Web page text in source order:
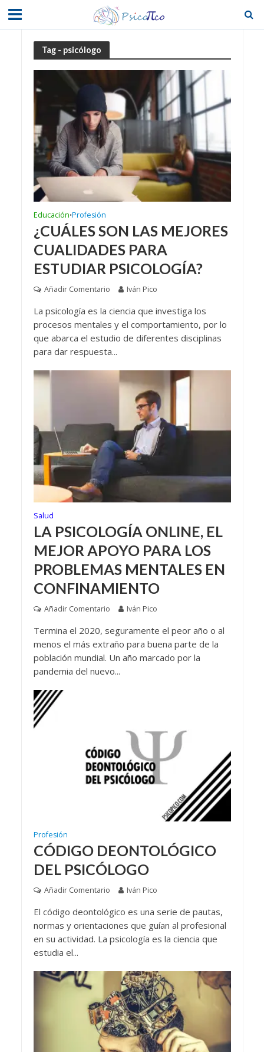
Tag - psicólogo
Educación•Profesión
¿CUÁLES SON LAS MEJORES
CUALIDADES PARA
ESTUDIAR PSICOLOGÍA?
Añadir Comentario Iván Pico
La psicología es la ciencia que investiga los
procesos mentales y el comportamiento, por lo
que abarca el estudio de diferentes disciplinas
para dar respuesta...
Salud
LA PSICOLOGÍA ONLINE, EL
MEJOR APOYO PARA LOS
PROBLEMAS MENTALES EN
CONFINAMIENTO
Añadir Comentario Iván Pico
Termina el 2020, seguramente el peor año o al
menos el más extraño para buena parte de la
población mundial. Un año marcado por la
pandemia del nuevo...
Profesión
CÓDIGO DEONTOLÓGICO
DEL PSICÓLOGO
Añadir Comentario Iván Pico
El código deontológico es una serie de pautas,
normas y orientaciones que guían al profesional
en su actividad. La psicología es la ciencia que
estudia el...